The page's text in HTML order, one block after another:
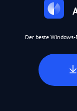
Der beste